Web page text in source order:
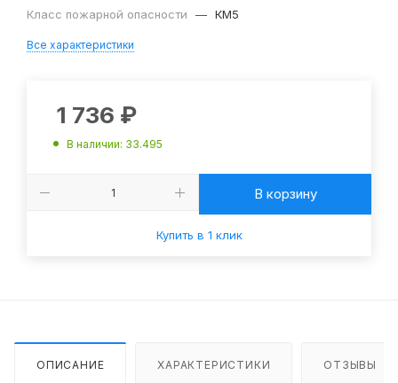
Класс пожарной опасности
— КМ5
Все характеристики
1 736 ₽
В наличии: 33.495
В корзину
Купить в 1 клик
ОПИСАНИЕ ХАРАКТЕРИСТИКИ ОТЗЫВЫ